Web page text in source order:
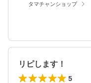
タマチャンショップ
リピします！
5